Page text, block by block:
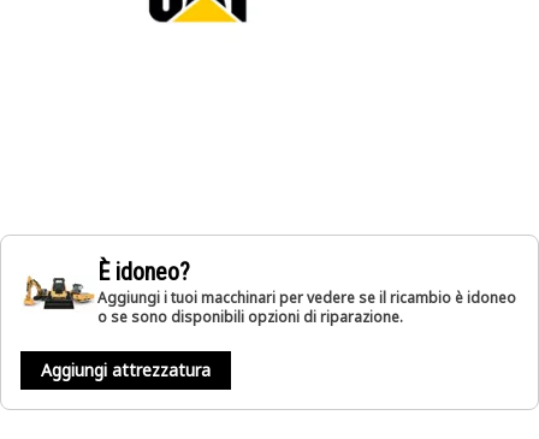
È idoneo?
Aggiungi i tuoi macchinari per vedere se il ricambio è idoneo
o se sono disponibili opzioni di riparazione.
Aggiungi attrezzatura